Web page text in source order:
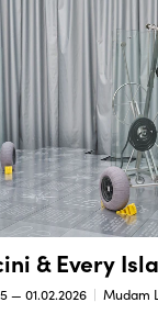
& Every
— 01.02.2026 Mudam